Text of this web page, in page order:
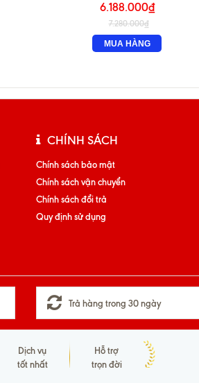
6.188.000₫
7.280.000₫
MUA HÀNG
CHÍNH SÁCH
Chính sách bảo mật
Chính sách vận chuyển
Chính sách đổi trả
Quy định sử dụng
Trả hàng trong 30 ngày
Dịch vụ
tốt nhất
Hỗ trợ
trọn đời